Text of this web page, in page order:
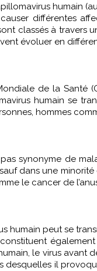
humain
différentes
classés à travers
évoluer en
de la Santé
humain se
hommes
pas synonyme de
dans une
le cancer de
humain peut se
le virus avant
desquelles il